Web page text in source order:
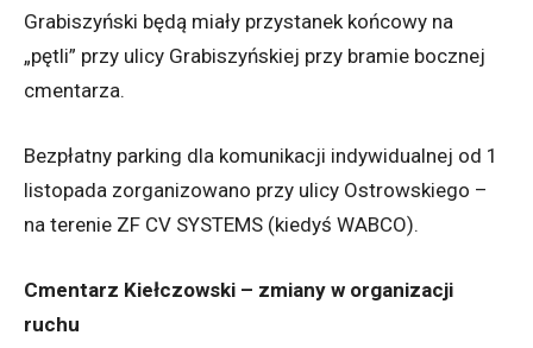
Grabiszyński będą miały przystanek końcowy na
„pętli” przy ulicy Grabiszyńskiej przy bramie bocznej
cmentarza.
Bezpłatny parking dla komunikacji indywidualnej od 1
listopada zorganizowano przy ulicy Ostrowskiego –
na terenie ZF CV SYSTEMS (kiedyś WABCO).
Cmentarz Kiełczowski – zmiany w organizacji
ruchu